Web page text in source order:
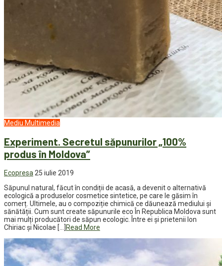
Mediu Multimedia
Experiment. Secretul săpunurilor „100%
produs în Moldova”
Ecopresa 25 iulie 2019
Săpunul natural, făcut în condiții de acasă, a devenit o alternativă
ecologică a produselor cosmetice sintetice, pe care le găsim în
comerț. Ultimele, au o compoziție chimică ce dăunează mediului și
sănătății. Cum sunt create săpunurile eco În Republica Moldova sunt
mai mulți producători de săpun ecologic. Între ei şi prietenii Ion
Chiriac și Nicolae […]Read More